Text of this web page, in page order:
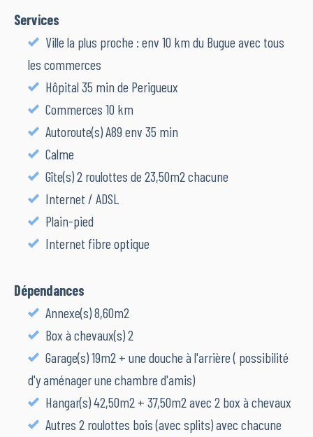
Services
Ville la plus proche : env 10 km du Bugue avec tous
les commerces
Hôpital 35 min de Perigueux
Commerces 10 km
Autoroute(s) A89 env 35 min
Calme
Gîte(s) 2 roulottes de 23,50m2 chacune
Internet / ADSL
Plain-pied
Internet fibre optique
Dépendances
Annexe(s) 8,60m2
Box à chevaux(s) 2
Garage(s) 19m2 + une douche à l'arrière ( possibilité
d'y aménager une chambre d'amis)
Hangar(s) 42,50m2 + 37,50m2 avec 2 box à chevaux
Autres 2 roulottes bois (avec splits) avec chacune